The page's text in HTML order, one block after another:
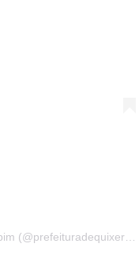
Um post compartilhado por Prefeitura de Quixeramobim (@prefeituradequixeramobim)